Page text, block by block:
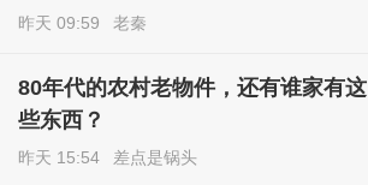
昨天 09:59 老秦
80年代的农村老物件，还有谁家有这
些东西？
昨天 15:54 差点是锅头